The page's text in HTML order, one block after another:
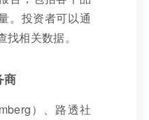
。投资者可以通
相关数据。
商
）、路透社